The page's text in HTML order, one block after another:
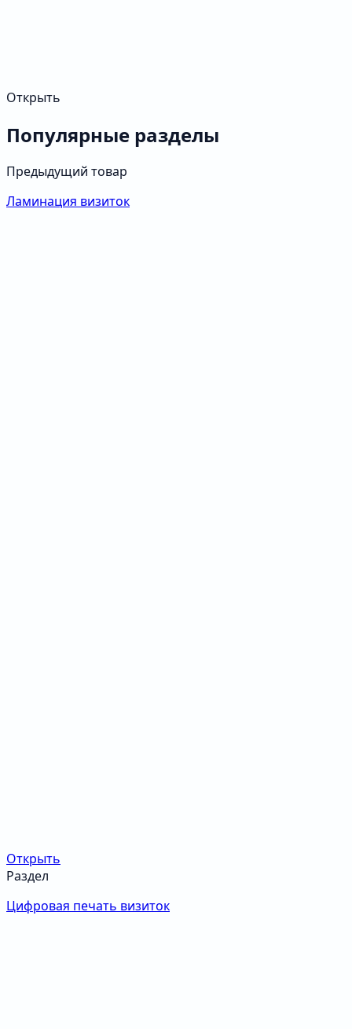
Открыть
Популярные разделы
Предыдущий товар
Ламинация визиток
Открыть
Раздел
Цифровая печать визиток